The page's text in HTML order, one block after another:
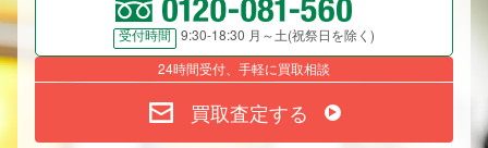
受付時間
9:30-18:30 月～土(祝祭日を除く)
24時間受付、手軽に買取相談
買取査定する